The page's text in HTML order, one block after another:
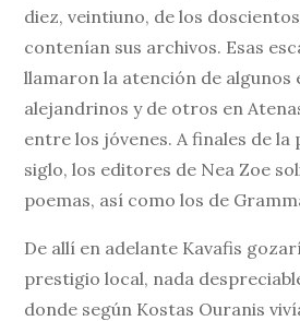
diez, veintiuno, de los
contenían sus archivos. Esas
llamaron la atención de algunos
alejandrinos y de otros en
entre los jóvenes. A finales de
siglo, los editores de Nea Zoe
poemas, así como los de
De allí en adelante Kavafis
prestigio local, nada
donde según Kostas Ouranis